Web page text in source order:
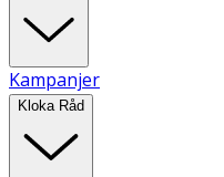
Kampanjer
Kloka Råd